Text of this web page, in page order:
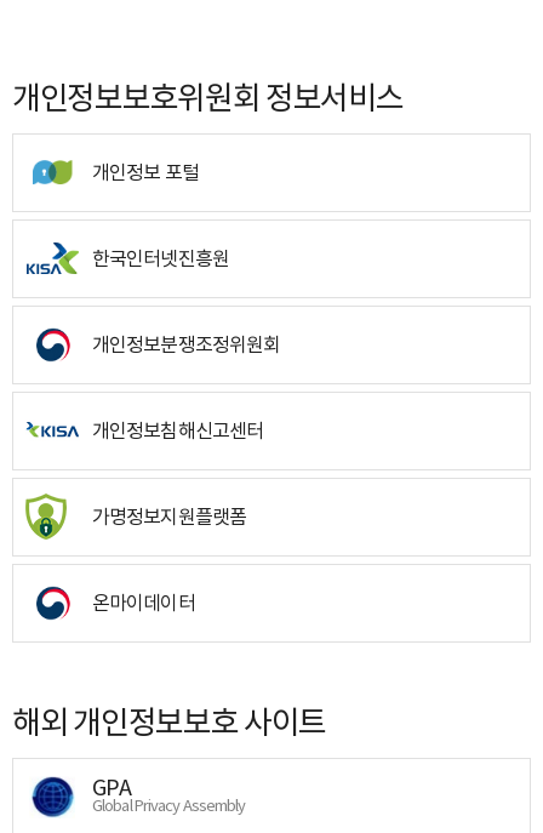
개인정보보호위원회 정보서비스
개인정보 포털
한국인터넷진흥원
개인정보분쟁조정위원회
개인정보침해신고센터
가명정보지원플랫폼
온마이데이터
해외 개인정보보호 사이트
GPA
Global Privacy Assembly